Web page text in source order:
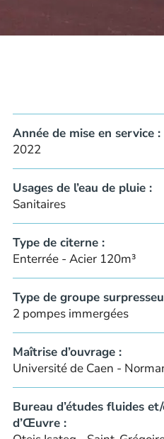
Année de mise en service :
2022
Usages de l’eau de pluie :
Sanitaires
Type de citerne :
Enterrée - Acier 120m³
Type de groupe
2 pompes immergées
Maîtrise d’ouvrage :
Université de Caen -
Bureau d’études fluides
d’Œuvre :